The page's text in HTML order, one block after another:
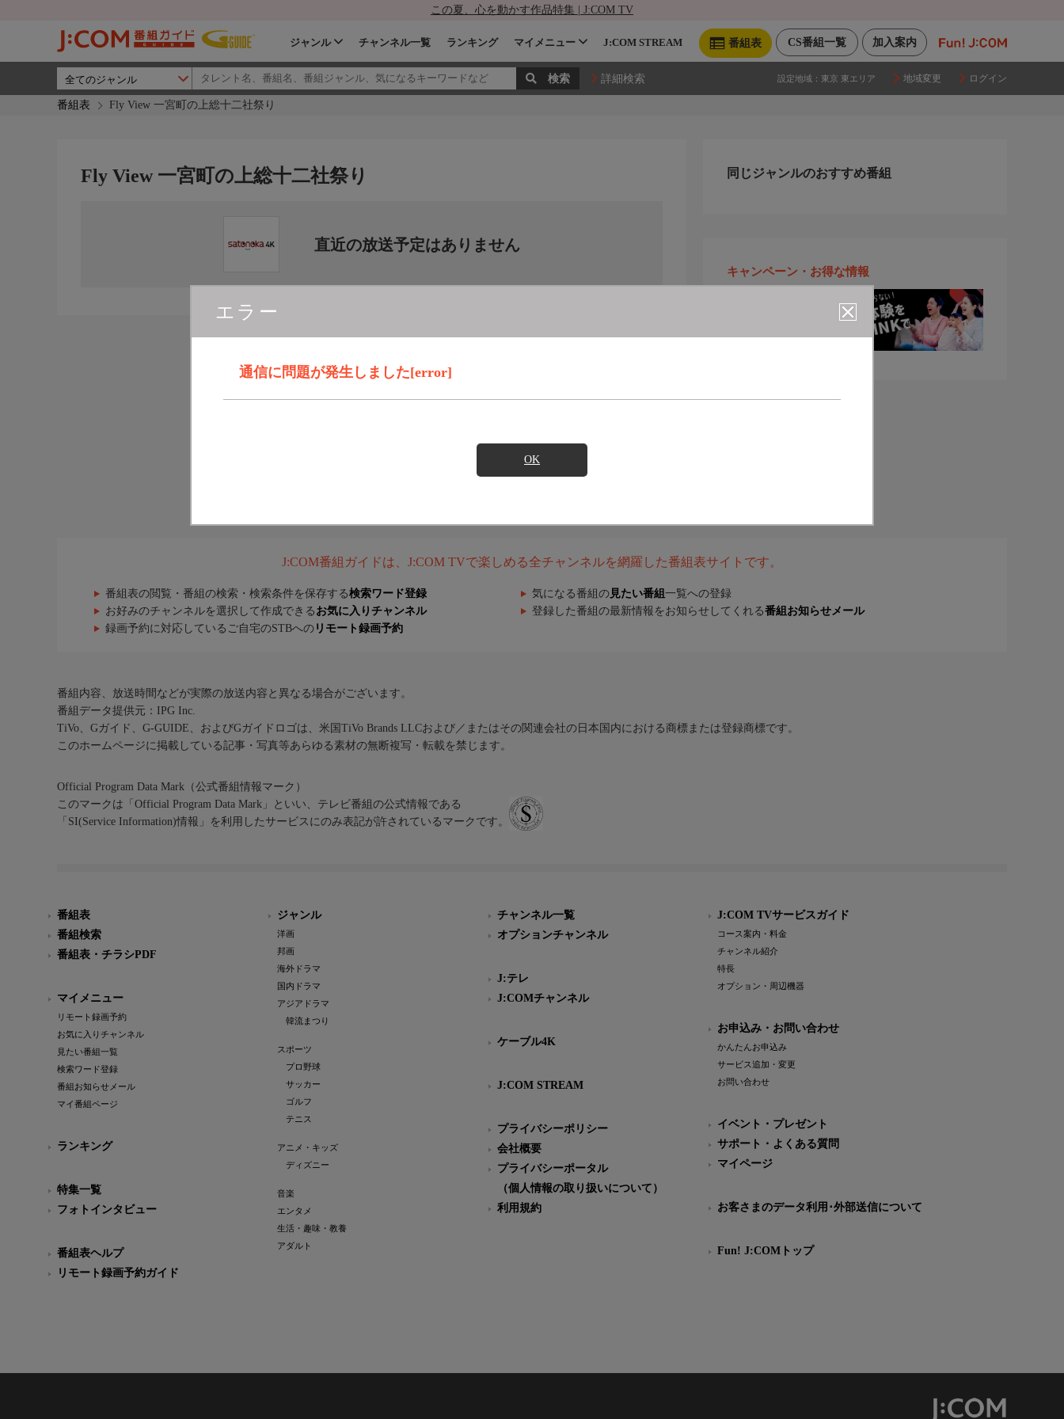
この夏、心を動かす作品特集 | J:COM TV
加入案内
CS番組一覧
番組表
ジャンル チャンネル一覧 ランキング マイメニュー J:COM STREAM
詳細検索 設定地域： 東京 東エリア 地域変更 ログイン
番組表 Fly View 一宮町の上総十二社祭り
エラー
通信に問題が発生しました[error]
OK
Fly View 一宮町の上総十二社祭り
直近の放送予定はありません
同じジャンルのおすすめ番組
キャンペーン・お得な情報
J:COM番組ガイドは、J:COM TVで楽しめる全チャンネルを網羅した番組表サイトです。
番組表の閲覧・番組の検索・検索条件を保存する検索ワード登録 気になる番組の 見たい番組 一覧への登録
お好みのチャンネルを選択して作成できる お気に入りチャンネル 登録した番組の最新情報をお知らせしてくれる番組お知らせメール
録画予約に対応しているご自宅のSTBへの リモート録画予約
番組内容、放送時間などが実際の放送内容と異なる場合がございます。
番組データ提供元：IPG Inc.
TiVo、Gガイド、G-GUIDE、およびGガイドロゴは、米国TiVo Brands LLCおよび／またはその関連会社の日本国内における商標または登録商標です。
このホームページに掲載している記事・写真等あらゆる素材の無断複写・転載を禁じます。
Official Program Data Mark（公式番組情報マーク）
このマークは「Official Program Data Mark」といい、テレビ番組の公式情報である
「SI(Service Information)情報」を利用したサービスにのみ表記が許されているマークです。
番組表
番組検索
番組表・チラシPDF
マイメニュー
リモート録画予約
お気に入りチャンネル
見たい番組一覧
検索ワード登録
番組お知らせメール
マイ番組ページ
ランキング
特集一覧
フォトインタビュー
番組表ヘルプ
リモート録画予約ガイド
ジャンル
洋画
邦画
海外ドラマ
国内ドラマ
アジアドラマ
韓流まつり
スポーツ
プロ野球
サッカー
ゴルフ
テニス
アニメ・キッズ
ディズニー
音楽
エンタメ
生活・趣味・教養
アダルト
チャンネル一覧
オプションチャンネル
J:テレ
J:COMチャンネル
ケーブル4K
J:COM STREAM
プライバシーポリシー
会社概要
プライバシーポータル
（個人情報の取り扱いについて）
利用規約
J:COM TVサービスガイド
コース案内・料金
チャンネル紹介
特長
オプション・周辺機器
お申込み・お問い合わせ
かんたんお申込み
サービス追加・変更
お問い合わせ
イベント・プレゼント
サポート・よくある質問
マイページ
お客さまのデータ利用･外部送信について
Fun! J:COMトップ